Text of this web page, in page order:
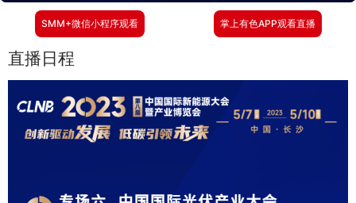
SMM+微信小程序观看 掌上有色APP观看直播
直播日程